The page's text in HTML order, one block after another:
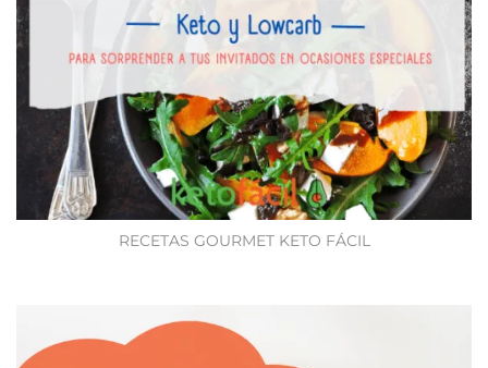
RECETAS GOURMET KETO FÁCIL